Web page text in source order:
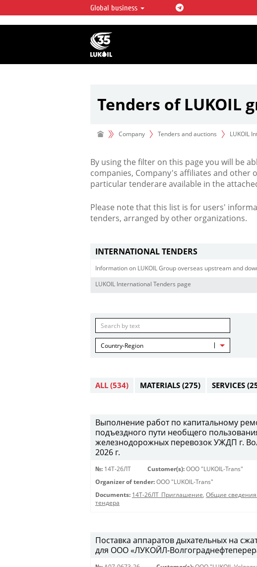
LUKOIL OVERVIEW
LUKOIL is one of the largest oil & gas vertical
integrated companies in the world
over 2% of crude production and circa 1% of
hydrocarbon reserves globally.
Global business
Tenders of LUKOIL
Company Tenders and auctions LUKOIL
By using the filter on this page you will be
companies, Company's affiliates and other
particular tenderare available in the
Please note that this list is for users'
tenders, arranged by other organizations.
INTERNATIONAL TENDERS
Information on LUKOIL Group overseas upstream and
LUKOIL International Tenders page
Country-Region
ALL (534) MATERIALS (275) SERVICES
Выполнение работ по капитальному
подъездного пути необщего
железнодорожных перевозок УЖДП г.
2026 г.
№: 14Т-26ЛТ Customer(s): OOO "LUKOIL-Trans"
Organizer of tender: OOO "LUKOIL-Trans"
Documents: 14Т-26ЛТ_Приглашение, Общие сведения
тендера
Поставка аппаратов дыхательных на
для ООО «ЛУКОЙЛ-